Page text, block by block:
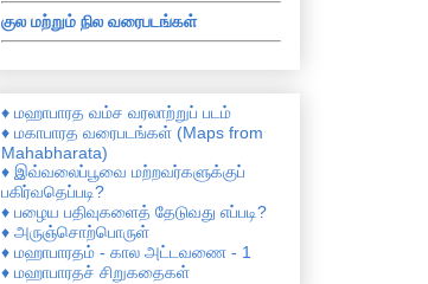
குல மற்றும் நில வரைபடங்கள்
♦ மஹாபாரத வம்ச வரலாற்றுப் படம்
♦ மகாபாரத வரைபடங்கள் (Maps from
Mahabharata)
♦ இவ்வலைப்பூவை மற்றவர்களுக்குப்
பகிர்வதெப்படி?
♦ பழைய பதிவுகளைத் தேடுவது எப்படி?
♦ அருஞ்சொற்பொருள்
♦ மஹாபாரதம் - கால அட்டவணை - 1
♦ மஹாபாரதச் சிறுகதைகள்